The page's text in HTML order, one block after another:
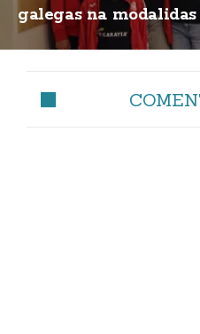
galegas na